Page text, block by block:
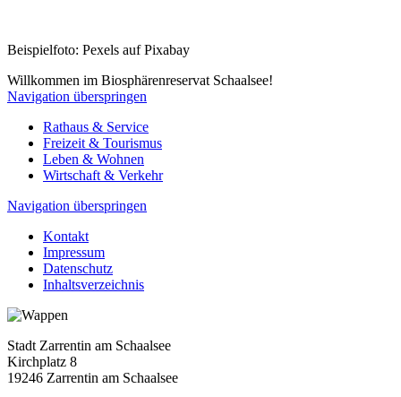
Beispielfoto: Pexels auf Pixabay
Willkommen im Biosphärenreservat Schaalsee!
Navigation überspringen
Rathaus & Service
Freizeit & Tourismus
Leben & Wohnen
Wirtschaft & Verkehr
Navigation überspringen
Kontakt
Impressum
Datenschutz
Inhaltsverzeichnis
Stadt Zarrentin am Schaalsee
Kirchplatz 8
19246 Zarrentin am Schaalsee